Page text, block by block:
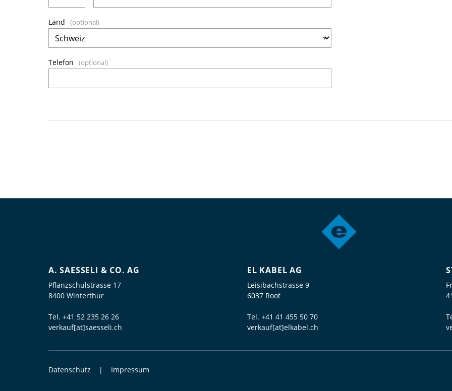
Land
Telefon
A. SAESSELI & CO. AG
Pflanzschulstrasse 17
8400 Winterthur
Tel. +41 52 235 26 26
verkauf[at]saesseli.ch
EL KABEL AG
Leisibachstrasse 9
6037 Root
Tel. +41 41 455 50 70
verkauf[at]elkabel.ch
Datenschutz Impressum